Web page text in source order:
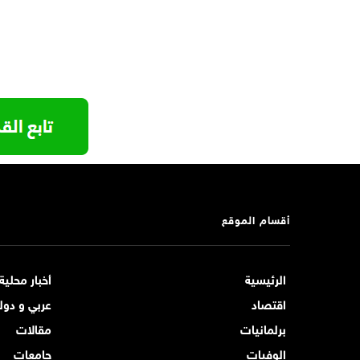
أقسام الموقع
الرئيسية
أخبار
اقتصاد
عربي و
برلمانيات
مقالات
الوفيات
جامعات